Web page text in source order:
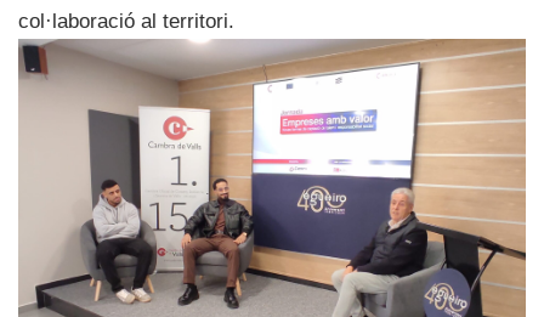
col·laboració al territori.